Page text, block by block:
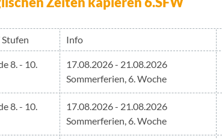
Info
8. - 10.
17.08.2026 - 21.08.2026
Sommerferien, 6. Woche
8. - 10.
17.08.2026 - 21.08.2026
Sommerferien, 6. Woche